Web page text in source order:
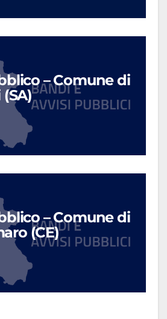
– Comune di
– Comune di
(CE)